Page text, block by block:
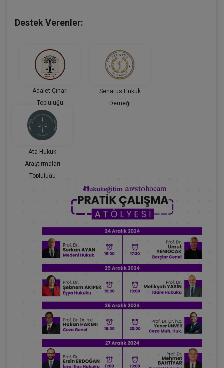
Destek Verenler:
Adalet Çınarı
Topluluğu
Senatus Hukuk
Derneği
Ata Hukuk
Araştırmaları
Topluluğu